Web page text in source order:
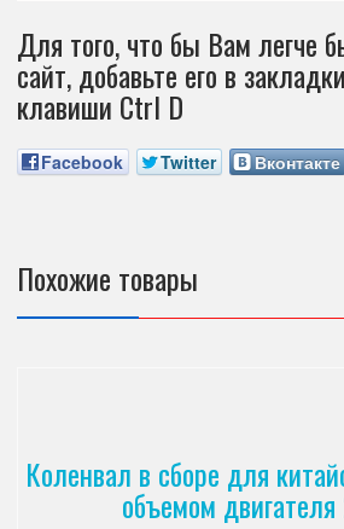
Для того, что бы Вам легче
сайт, добавьте его в
клавиши Ctrl D
Facebook Twitter Вконтакте
Похожие товары
Коленвал в сборе для
объемом